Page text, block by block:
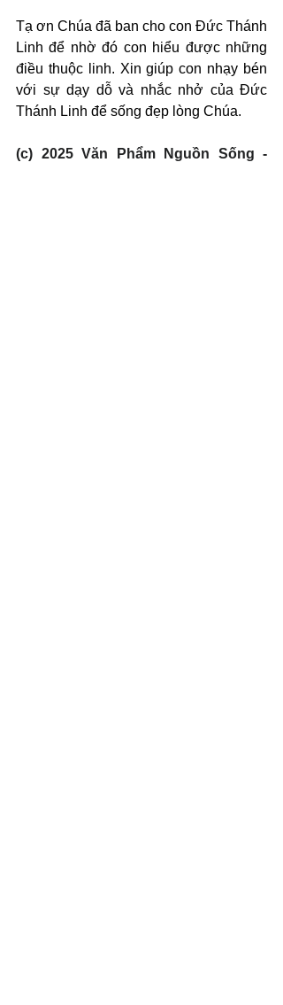
Tạ ơn Chúa đã ban cho con Đức Thánh
Linh để nhờ đó con hiểu được những
điều thuộc linh. Xin giúp con nhạy bén
với sự dạy dỗ và nhắc nhở của Đức
Thánh Linh để sống đẹp lòng Chúa.
(c) 2025 Văn Phẩm Nguồn Sống -